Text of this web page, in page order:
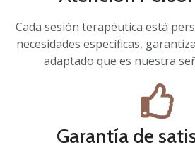
Cada sesión terapéutica está
necesidades específicas,
adaptado que es nuestra
Garantía de